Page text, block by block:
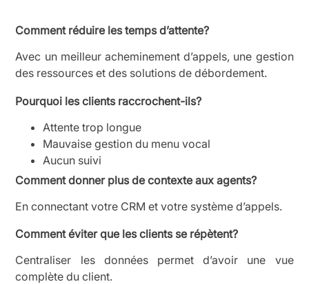
Comment réduire les temps d’attente?
Avec un meilleur acheminement d’appels, une gestion
des ressources et des solutions de débordement.
Pourquoi les clients raccrochent-ils?
Attente trop longue
Mauvaise gestion du menu vocal
Aucun suivi
Comment donner plus de contexte aux agents?
En connectant votre CRM et votre système d’appels.
Comment éviter que les clients se répètent?
Centraliser les données permet d’avoir une vue
complète du client.